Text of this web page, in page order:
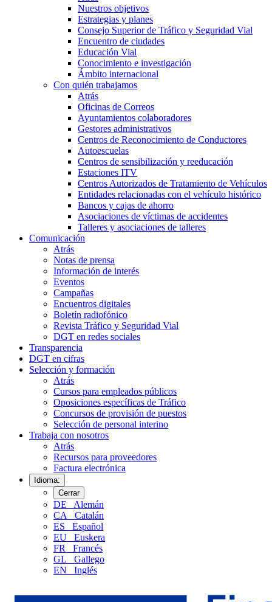
Nuestros objetivos
Estrategias y planes
Consejo Superior de Tráfico y Seguridad Vial
Encuentro de ciudades
Educación Vial
Conocimiento e investigación
Ámbito internacional
Con quién trabajamos
Atrás
Oficinas de Correos
Ayuntamientos colaboradores
Gestores administrativos
Centros de Reconocimiento de Conductores
Autoescuelas
Centros de sensibilización y reeducación
Estaciones ITV
Centros Autorizados de Tratamiento de Vehículos
Entidades relacionadas con el vehículo histórico
Bancos y cajas de ahorro
Asociaciones de víctimas de accidentes
Talleres y asociaciones de talleres
Comunicación
Atrás
Notas de prensa
Información de interés
Eventos
Campañas
Encuentros digitales
Boletín radiofónico
Revista Tráfico y Seguridad Vial
DGT en redes sociales
Transparencia
DGT en cifras
Selección y formación
Atrás
Cursos para empleados públicos
Oposiciones específicas de Tráfico
Concursos de provisión de puestos
Selección de personal interino
Trabaja con nosotros
Atrás
Recursos para proveedores
Factura electrónica
Idioma:
Cerrar
DE
Alemán
CA
Catalán
ES
Español
EU
Euskera
FR
Francés
GL
Gallego
EN
Inglés